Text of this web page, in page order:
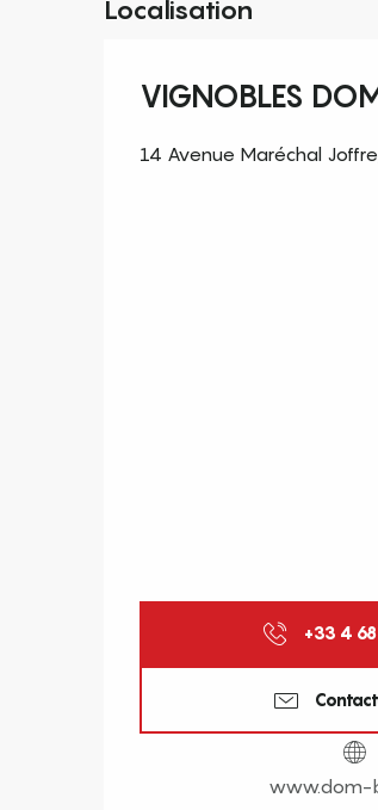
Localisation
VIGNOBLES
14 Avenue Maréchal
+33 4
www.dom-